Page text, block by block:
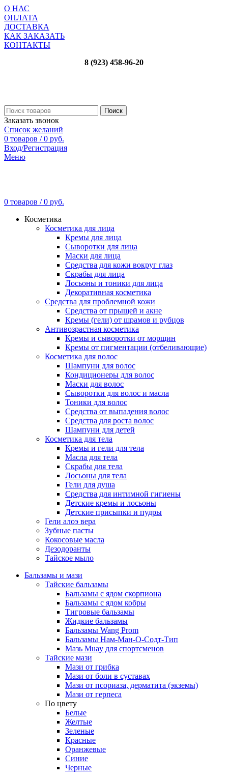
О НАС
ОПЛАТА
ДОСТАВКА
КАК ЗАКАЗАТЬ
КОНТАКТЫ
8 (923) 458-96-20
Поиск
Заказать звонок
Список желаний
0 товаров / 0 руб.
Вход/Регистрация
Меню
0 товаров / 0 руб.
Косметика
Косметика для лица
Кремы для лица
Сыворотки для лица
Маски для лица
Средства для кожи вокруг глаз
Скрабы для лица
Лосьоны и тоники для лица
Декоративная косметика
Средства для проблемной кожи
Средства от прыщей и акне
Кремы (гели) от шрамов и рубцов
Антивозрастная косметика
Кремы и сыворотки от морщин
Кремы от пигментации (отбеливающие)
Косметика для волос
Шампуни для волос
Кондиционеры для волос
Маски для волос
Сыворотки для волос и масла
Тоники для волос
Средства от выпадения волос
Средства для роста волос
Шампуни для детей
Косметика для тела
Кремы и гели для тела
Масла для тела
Скрабы для тела
Лосьоны для тела
Гели для душа
Средства для интимной гигиены
Детские кремы и лосьоны
Детские присыпки и пудры
Гели алоэ вера
Зубные пасты
Кокосовые масла
Дезодоранты
Тайское мыло
Бальзамы и мази
Тайские бальзамы
Бальзамы с ядом скорпиона
Бальзамы с ядом кобры
Тигровые бальзамы
Жидкие бальзамы
Бальзамы Wang Prom
Бальзамы Нам-Ман-О-Содт-Тип
Мазь Muay для спортсменов
Тайские мази
Мази от грибка
Мази от боли в суставах
Мази от псориаза, дерматита (экземы)
Мази от герпеса
По цвету
Белые
Желтые
Зеленые
Красные
Оранжевые
Синие
Черные